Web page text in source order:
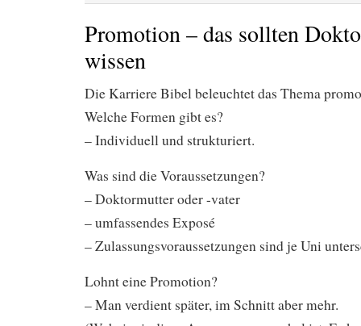
Promotion – das sollten
wissen
Die Karriere Bibel beleuchtet das Thema
Welche Formen gibt es?
– Individuell und strukturiert.
Was sind die Voraussetzungen?
– Doktormutter oder -vater
– umfassendes Exposé
– Zulassungsvoraussetzungen sind je Uni
Lohnt eine Promotion?
– Man verdient später, im Schnitt aber mehr.